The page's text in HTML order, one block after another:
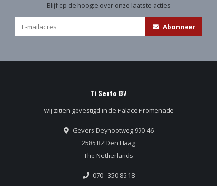
Blijf op de hoogte over onze laatste acties
Abonneer
Ti Sento BV
Wij zitten gevestigd in de Palace Promenade
Gevers Deynootweg 990-46
2586 BZ Den Haag
The Netherlands
070 - 350 86 18